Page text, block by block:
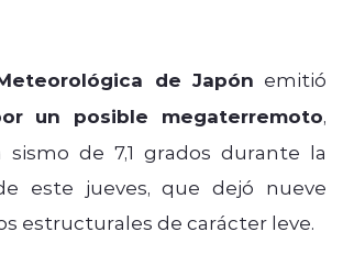
de Japón emitió
un posible megaterremoto,
de 7,1 grados durante la
este jueves, que dejó nueve
estructurales de carácter leve.